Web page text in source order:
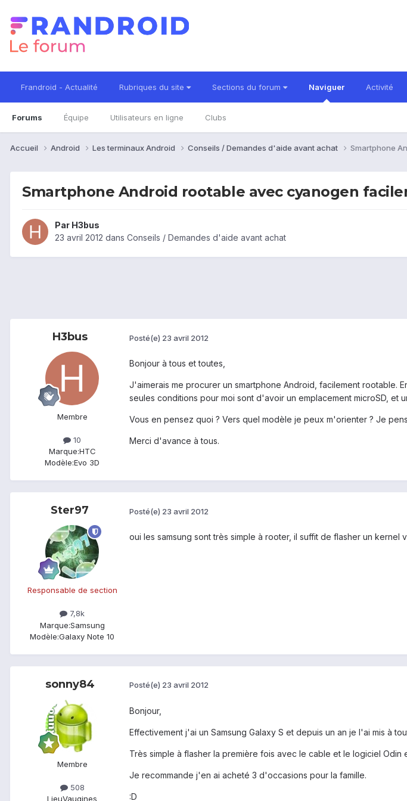
Frandroid - Actualité Rubriques du site Sections du forum Naviguer
Forums Équipe Utilisateurs en ligne Clubs
Activité
Accueil Android Les terminaux Android Conseils / Demandes d'aide avant achat Smartphone
Smartphone Android rootable avec cyanogen
Par H3bus
23 avril 2012 dans Conseils / Demandes d'aide avant achat
H3bus
Membre
10
Marque:HTC
Modèle:Evo 3D
Posté(e) 23 avril 2012
Bonjour à tous et toutes,
J'aimerais me procurer un smartphone Android, facilement rootable.
seules conditions pour moi sont d'avoir un emplacement microSD, et
Vous en pensez quoi ? Vers quel modèle je peux m'orienter ? Je
Merci d'avance à tous.
Ster97
Responsable de section
7,8k
Marque:Samsung
Modèle:Galaxy Note 10
Posté(e) 23 avril 2012
oui les samsung sont très simple à rooter, il suffit de flasher un kernel
sonny84
Membre
508
LieuVaugines
Posté(e) 23 avril 2012
Bonjour,
Effectivement j'ai un Samsung Galaxy S et depuis un an je l'ai mis à
Très simple à flasher la première fois avec le cable et le logiciel
Je recommande j'en ai acheté 3 d'occasions pour la famille.
:D